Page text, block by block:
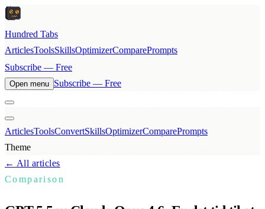
Hundred Tabs
ArticlesToolsSkillsOptimizerComparePrompts
Subscribe — Free
Open menu Subscribe — Free
ArticlesToolsConvertSkillsOptimizerComparePrompts
Theme
← All articles
Comparison